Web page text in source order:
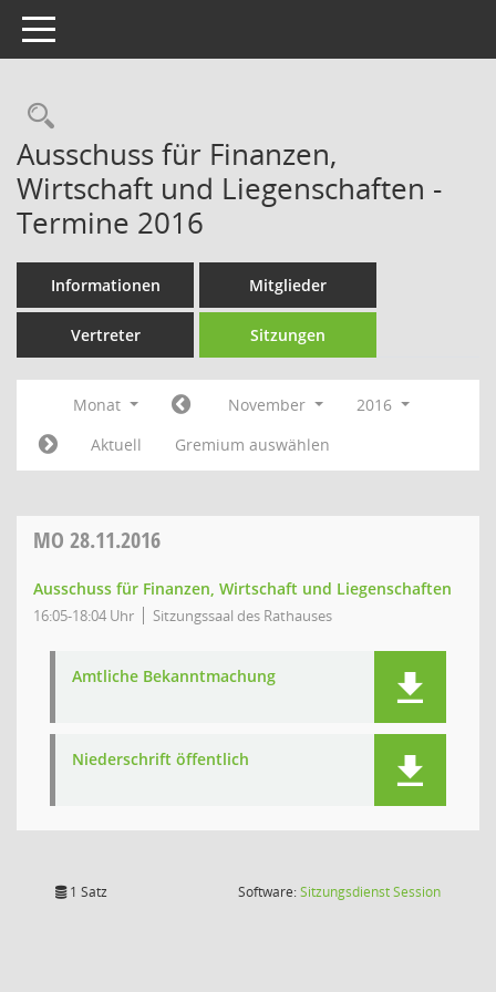
Toggle navigation
Rechercheauswahl
Ausschuss für Finanzen,
Wirtschaft und Liegenschaften -
Termine 2016
Informationen Mitglieder
Vertreter Sitzungen
Monat November
2016
Aktuell
Gremium auswählen
MO 28.11.2016
Ausschuss für Finanzen, Wirtschaft und Liegenschaften
16:05-18:04 Uhr Sitzungssaal des Rathauses
Amtliche Bekanntmachung
Niederschrift öffentlich
1 Satz Software:SitzungsdienstSession(Wird in